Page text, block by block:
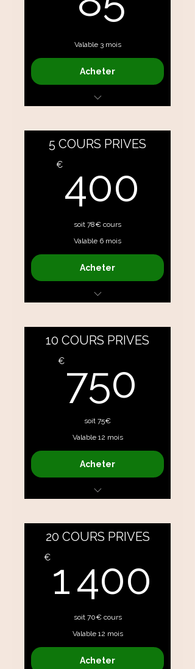
Valable 3 mois
Acheter
Méthode Pilates / Coaching
5 COURS PRIVES
€ 400
soit 78€ cours
Valable 6 mois
Acheter
Méthode Pilates / Yoga /
10 COURS PRIVES
€ 750
soit 75€
Valable 12 mois
Acheter
Méthode Pilates / Yoga /
20 COURS PRIVES
€ 1 400
soit 70€ cours
Valable 12 mois
Acheter